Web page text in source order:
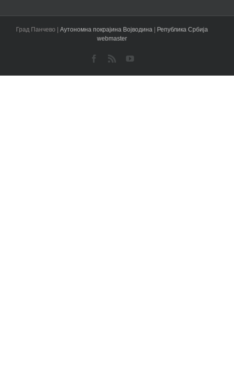
Град Панчево | Аутономна покрајина Војводина | Република Србија
webmaster
Facebook
Rss YouTube